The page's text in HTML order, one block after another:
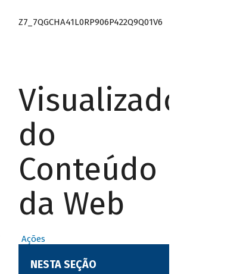
Z7_7QGCHA41L0RP906P422Q9Q01V6
Visualizador
do
Conteúdo
da Web
Ações
NESTA SEÇÃO